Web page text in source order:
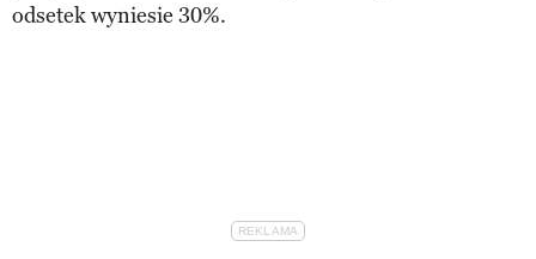
odsetek wyniesie 30%.